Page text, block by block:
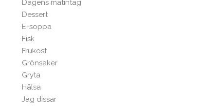
Dagens matintag
Dessert
E-soppa
Fisk
Frukost
Grönsaker
Gryta
Hälsa
Jag dissar